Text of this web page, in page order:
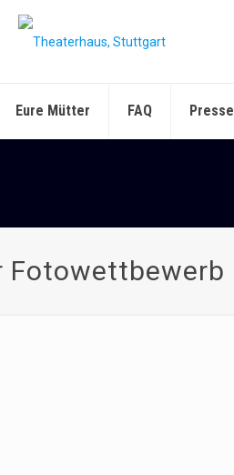
Eure Mütter FAQ Presse
Fotowettbewerb